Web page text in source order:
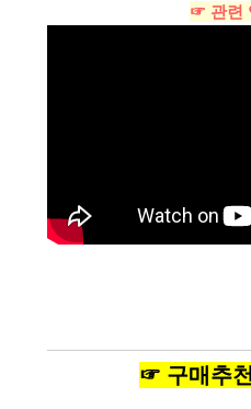
☞ 관련
☞ 구매추